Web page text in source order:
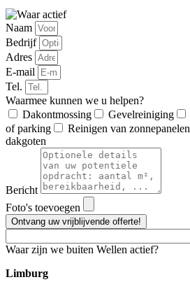
Naam
Bedrijf
Adres
E-mail
Tel.
Waarmee kunnen we u helpen?
Dakontmossing
Gevelreiniging
of parking
Reinigen van zonnepanelen
dakgoten
Bericht
Foto's toevoegen
Ontvang uw vrijblijvende offerte!
Waar zijn we buiten Wellen actief?
Limburg